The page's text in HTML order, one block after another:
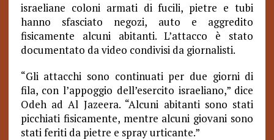
israeliane coloni armati di fucili, pietre e tubi
hanno sfasciato negozi, auto e aggredito
fisicamente alcuni abitanti.L’attacco è stato
documentato da video condivisi da giornalisti.
“Gli attacchi sono continuati per due giorni di
fila, con l’appoggio dell’esercito israeliano,” dice
Odeh ad Al Jazeera. “Alcuni abitanti sono stati
picchiati fisicamente, mentre alcuni giovani sono
stati feriti da pietre e spray urticante.”